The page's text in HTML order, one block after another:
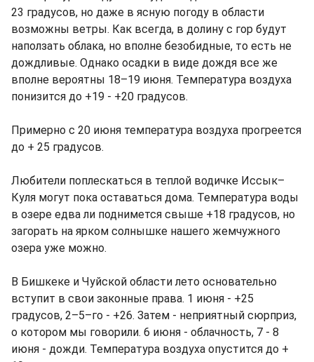
23 градусов, но даже в ясную погоду в области
возможны ветры. Как всегда, в долину с гор будут
наползать облака, но вполне безобидные, то есть не
дождливые. Однако осадки в виде дождя все же
вполне вероятны 18–19 июня. Температура воздуха
понизится до +19 - +20 градусов.
Примерно с 20 июня температура воздуха прогреется
до + 25 градусов.
Любители поплескаться в теплой водичке Иссык–
Куля могут пока оставаться дома. Температура воды
в озере едва ли поднимется свыше +18 градусов, но
загорать на ярком солнышке нашего жемчужного
озера уже можно.
В Бишкеке и Чуйской области лето основательно
вступит в свои законные права. 1 июня - +25
градусов, 2–5–го - +26. Затем - неприятный сюрприз,
о котором мы говорили. 6 июня - облачность, 7 - 8
июня - дожди. Температура воздуха опустится до +